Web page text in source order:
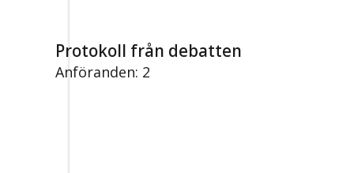
Protokoll från debatten
Anföranden: 2